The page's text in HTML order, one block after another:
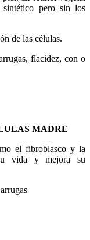
sintético pero sin los
de las células.
flacidez, con o
MADRE
el fibroblasco y la
vida y mejora su